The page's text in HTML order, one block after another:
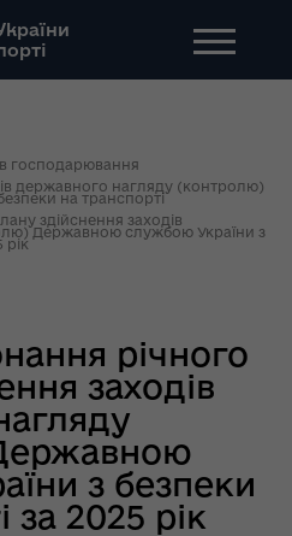
господарювання
державного нагляду (контролю)
на транспорті
здійснення заходів
Державною службою України з
рік
річного
заходів
з безпеки
за 2025 рік